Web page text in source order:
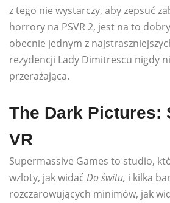
z tego nie wystarczy, aby zepsuć
horrory na PSVR 2, jest na to
obecnie jednym z
rezydencji Lady Dimitrescu nigdy
przerażająca.
The Dark Pictures:
VR
Supermassive Games to studio,
wzloty, jak widać Do świtu, i kilka
rozczarowujących minimów, jak